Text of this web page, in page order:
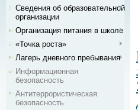
Сведения об образовательной
организации
Организация питания в школе
«Точка роста»
Лагерь дневного пребывания
Информационная
безопасность
Антитеррористическая
безопасность